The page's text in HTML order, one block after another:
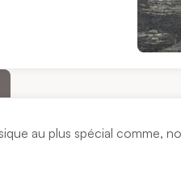
au plus spécial comme,